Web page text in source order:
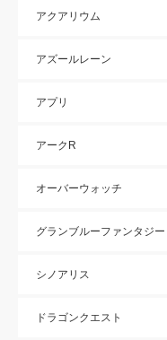
アクアリウム
アズールレーン
アプリ
アークR
オーバーウォッチ
グランブルーファンタジー
シノアリス
ドラゴンクエスト